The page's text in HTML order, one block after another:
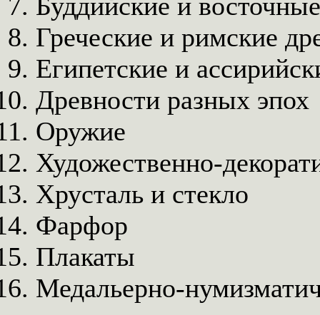
Буддийские и
Греческие и римские
Египетские и
Древности разных эпох
Оружие
Художественно-
Хрусталь и стекло
Фарфор
Плакаты
Медальерно-